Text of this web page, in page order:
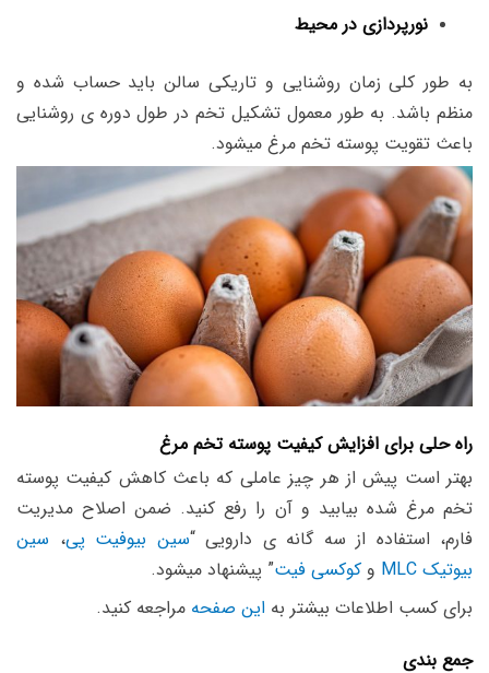
نورپردازی در محیط
به طور کلی زمان روشنایی و تاریکی سالن باید حساب شده و
منظم باشد. به طور معمول تشکیل تخم در طول دوره ی روشنایی
باعث تقویت پوسته تخم مرغ میشود.
راه حلی برای افزایش کیفیت پوسته تخم مرغ
بهتر است پیش از هر چیز عاملی که باعث کاهش کیفیت پوسته
تخم مرغ شده بیابید و آن را رفع کنید. ضمن اصلاح مدیریت
فارم، استفاده از سه گانه ی دارویی “سین بیوفیت پی، سین
بیوتیک MLC
و کوکسی فیت” پیشنهاد میشود.
برای کسب اطلاعات بیشتر به این صفحه مراجعه کنید.
جمع بندی